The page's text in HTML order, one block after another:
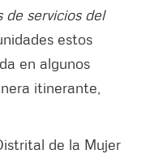
de servicios del
estos
en algunos
itinerante,
de la Mujer